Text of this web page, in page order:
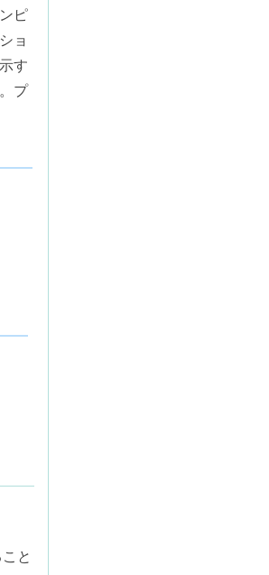
ピ
ョ
す
プ
と